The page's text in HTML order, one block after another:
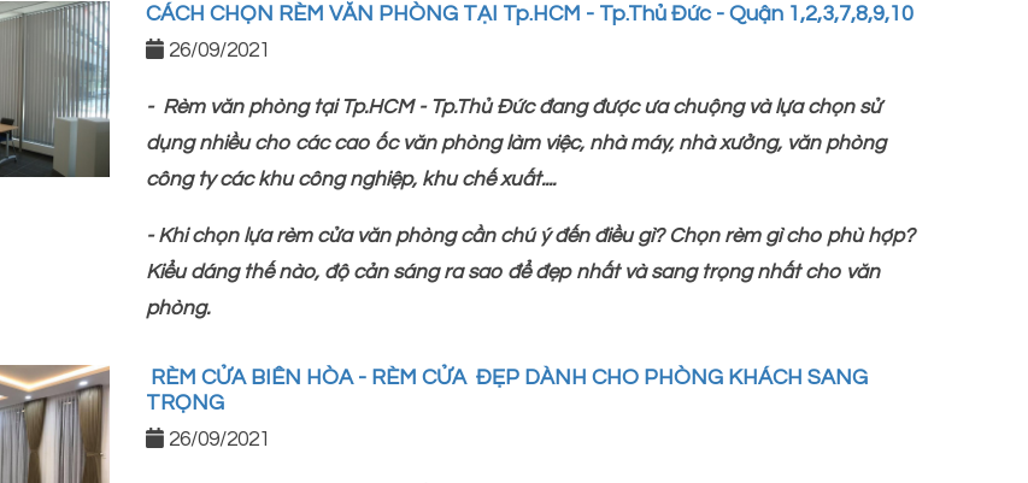
CÁCH CHỌN RÈM VĂN PHÒNG TẠI Tp.HCM - Tp.Thủ Đức - Quận 1,2,3,7,8,9,10
26/09/2021
- Rèm văn phòng tại Tp.HCM - Tp.Thủ Đức đang được ưa chuộng và lựa chọn sử
dụng nhiều cho các cao ốc văn phòng làm việc, nhà máy, nhà xưởng, văn phòng
công ty các khu công nghiệp, khu chế xuất....
- Khi chọn lựa rèm cửa văn phòng cần chú ý đến điều gì? Chọn rèm gì cho phù hợp?
Kiểu dáng thế nào, độ cản sáng ra sao để đẹp nhất và sang trọng nhất cho văn
phòng.
RÈM CỬA BIÊN HÒA - RÈM CỬA ĐẸP DÀNH CHO PHÒNG KHÁCH SANG
TRỌNG
26/09/2021